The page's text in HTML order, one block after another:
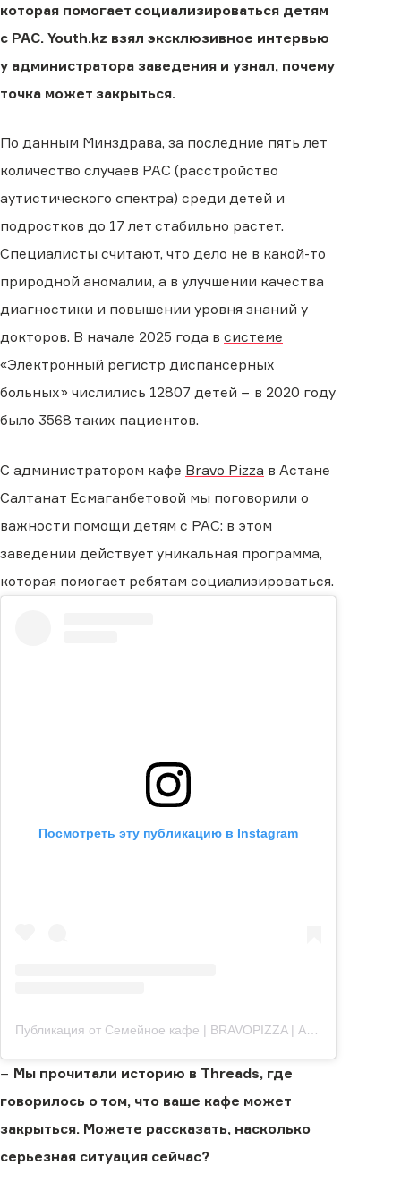
которая помогает социализироваться детям
с РАС. Youth.kz взял эксклюзивное интервью
у администратора заведения и узнал, почему
точка может закрыться.
По данным Минздрава, за последние пять лет
количество случаев РАС (расстройство
аутистического спектра) среди детей и
подростков до 17 лет стабильно растет.
Специалисты считают, что дело не в какой-то
природной аномалии, а в улучшении качества
диагностики и повышении уровня знаний у
докторов. В начале 2025 года в системе
«Электронный регистр диспансерных
больных» числились 12807 детей − в 2020 году
было 3568 таких пациентов.
С администратором кафе Bravo Pizza в Астане
Салтанат Есмаганбетовой мы поговорили о
важности помощи детям с РАС: в этом
заведении действует уникальная программа,
которая помогает ребятам социализироваться.
Посмотреть эту публикацию в Instagram
Публикация от Семейное кафе | BRAVOPIZZA | АСТАНА (@bravopizza_astana)
− Мы прочитали историю в Threads, где
говорилось о том, что ваше кафе может
закрыться. Можете рассказать, насколько
серьезная ситуация сейчас?